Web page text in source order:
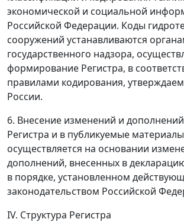
экономической и социальной
Российской Федерации. Коды
сооружений устанавливаются
государственного надзора,
формирование Регистра, в
правилами кодирования,
России.
6. Внесение изменений и
Регистра и в публикуемые
осуществляется на основании
дополнений, внесенных в
в порядке, установленном
законодательством Российской
IV. Структура Регистра